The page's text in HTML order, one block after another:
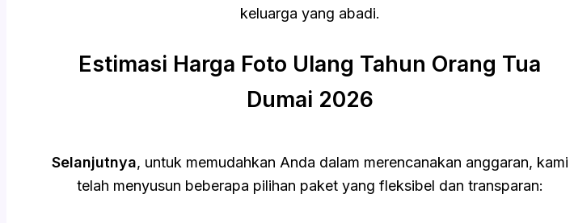
keluarga yang abadi.
Estimasi Harga Foto Ulang Tahun Orang Tua
Dumai 2026
Selanjutnya, untuk memudahkan Anda dalam merencanakan anggaran, kami
telah menyusun beberapa pilihan paket yang fleksibel dan transparan: